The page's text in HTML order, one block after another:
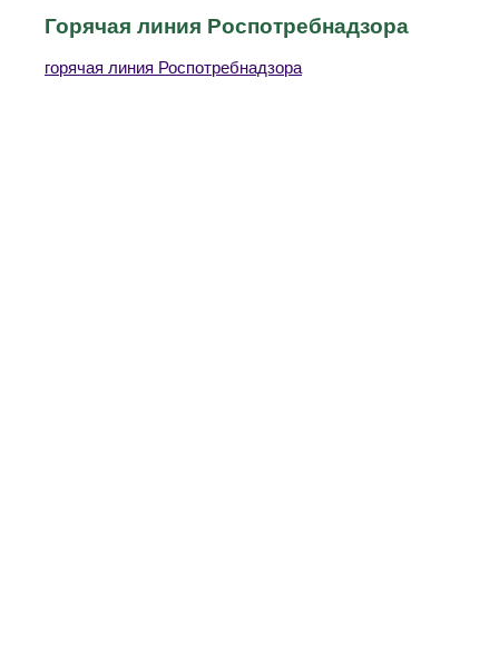
Горячая линия Роспотребнадзора
горячая линия Роспотребнадзора